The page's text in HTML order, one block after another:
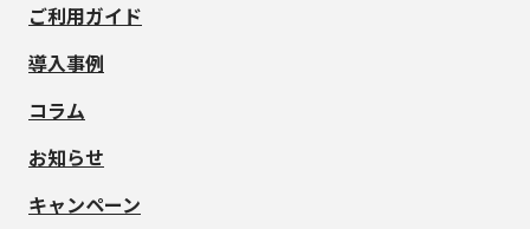
ご利用ガイド
導入事例
コラム
お知らせ
キャンペーン